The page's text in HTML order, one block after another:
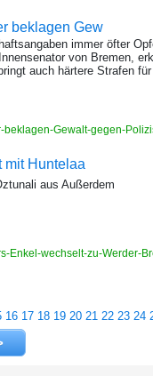
beklagen Gew
immer öfter
von Bremen,
auch härtere Strafen
beklagen-Gewalt-gegen-
mit Huntelaa
aus Außerdem
Enkel-wechselt-zu-Werder-
16 17 18 19 20 21 22 23 24